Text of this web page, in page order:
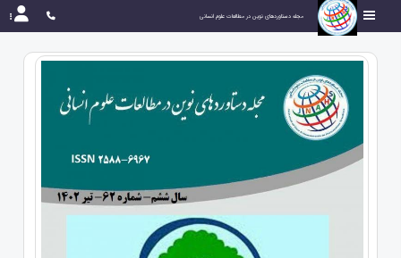
مجله دستاوردهای نوین در مطالعات علوم انسانی